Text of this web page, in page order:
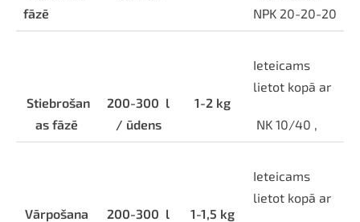
fāzē
NPK 20-20-20
Stiebrošan
as fāzē
200-300 l
/ ūdens
1-2 kg
Ieteicams
lietot kopā ar
NK 10/40 ,
Vārpošana
200-300 l
1-1,5 kg
Ieteicams
lietot kopā ar